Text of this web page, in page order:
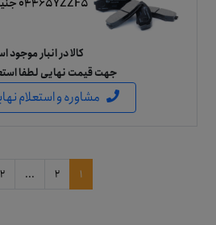
کالا در انبار موجود
جهت قیمت نهایی لطفا
مشاوره و استعلام
1
2
...